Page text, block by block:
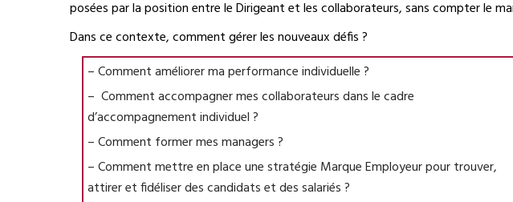
posées par la position entre le Dirigeant et les collaborateurs, sans compter le
Dans ce contexte, comment gérer les nouveaux défis ?
– Comment améliorer ma performance individuelle ?
– Comment accompagner mes collaborateurs dans le cadre
d’accompagnement individuel ?
– Comment former mes managers ?
– Comment mettre en place une stratégie Marque Employeur pour trouver,
attirer et fidéliser des candidats et des salariés ?